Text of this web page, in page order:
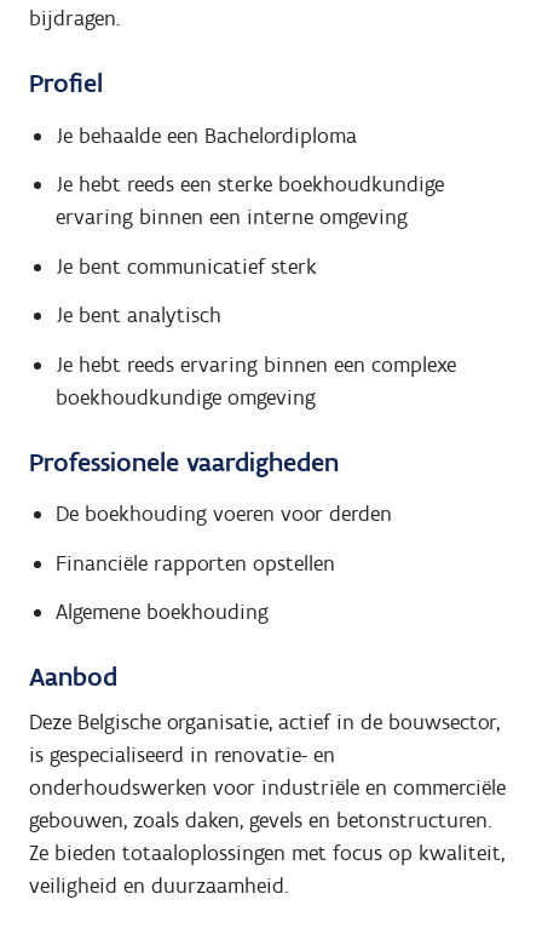
bijdragen.
Profiel
Je behaalde een Bachelordiploma
Je hebt reeds een sterke boekhoudkundige
ervaring binnen een interne omgeving
Je bent communicatief sterk
Je bent analytisch
Je hebt reeds ervaring binnen een complexe
boekhoudkundige omgeving
Professionele vaardigheden
De boekhouding voeren voor derden
Financiële rapporten opstellen
Algemene boekhouding
Aanbod
Deze Belgische organisatie, actief in de bouwsector,
is gespecialiseerd in renovatie- en
onderhoudswerken voor industriële en commerciële
gebouwen, zoals daken, gevels en betonstructuren.
Ze bieden totaaloplossingen met focus op kwaliteit,
veiligheid en duurzaamheid.